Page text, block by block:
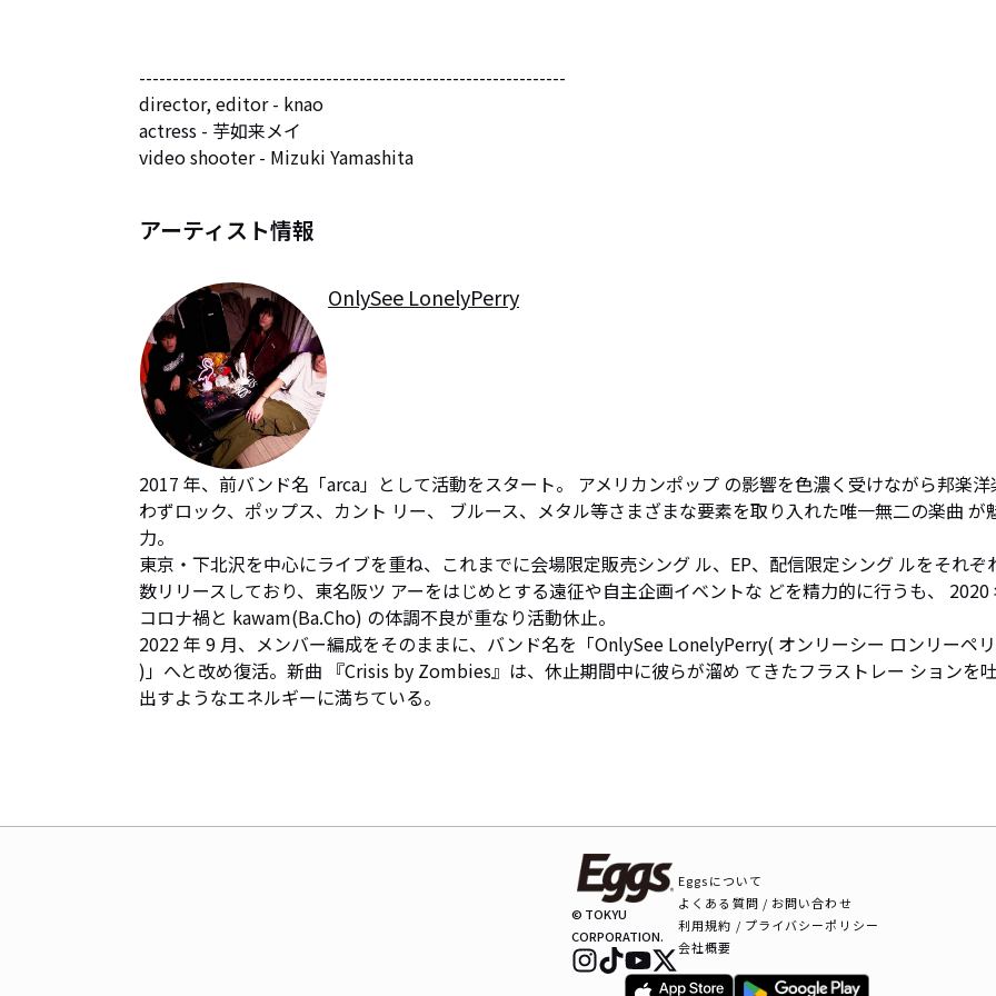
----------------------------------------------------------------
director, editor - knao
actress - 芋如来メイ
video shooter - Mizuki Yamashita
アーティスト情報
OnlySee LonelyPerry
2017 年、前バンド名「arca」として活動をスタート。 アメリカンポップ の影響を色濃く受けながら邦楽洋
わずロック、ポップス、カント リー、 ブルース、メタル等さまざまな要素を取り入れた唯一無二の楽曲 が
力。
東京・下北沢を中心にライブを重ね、これまでに会場限定販売シング ル、EP、配信限定シング ルをそれぞ
数リリースしており、東名阪ツ アーをはじめとする遠征や自主企画イベントな どを精力的に行うも、 2020
コロナ禍と kawam(Ba.Cho) の体調不良が重なり活動休止。
2022 年 9 月、メンバー編成をそのままに、バンド名を「OnlySee LonelyPerry( オンリーシー ロンリーペ
)」へと改め復活。新曲 『Crisis by Zombies』は、休止期間中に彼らが溜め てきたフラストレー ションを
出すようなエネルギーに満ちている。
© TOKYU
CORPORATION.
Eggsについて
よくある質問 / お問い合わせ
利用規約 / プライバシーポリシー
会社概要